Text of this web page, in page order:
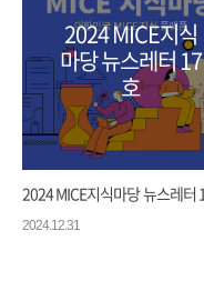
2024 MICE지식
마당 뉴스레터 17
호
2024 MICE지식마당 뉴스레터
2024.12.31